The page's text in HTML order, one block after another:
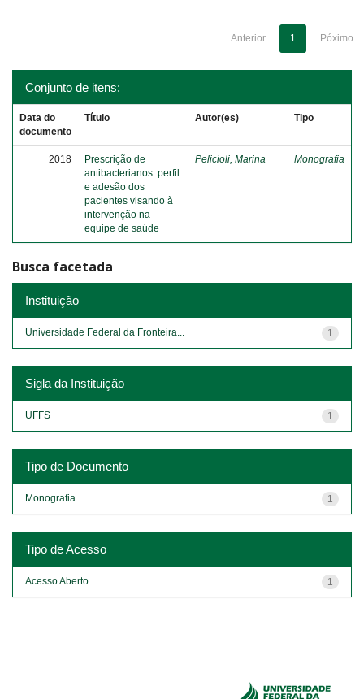
Anterior 1 Póximo
Conjunto de itens:
Data do
documento
Título Autor(es) Tipo
2018
Prescrição de
antibacterianos: perfil
e adesão dos
pacientes visando à
intervenção na
equipe de saúde
Pelicioli, Marina Monografia
Busca facetada
Instituição
1
Universidade Federal da Fronteira...
Sigla da Instituição
1
UFFS
Tipo de Documento
1
Monografia
Tipo de Acesso
1
Acesso Aberto